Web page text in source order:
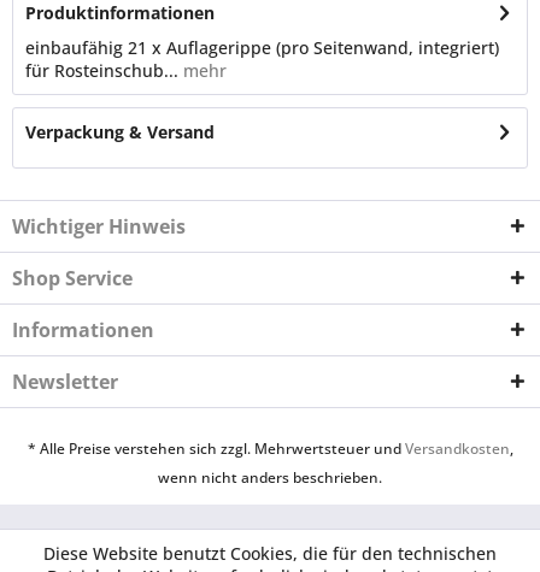
Produktinformationen
einbaufähig 21 x Auflagerippe (pro Seitenwand, integriert)
für Rosteinschub... mehr
Verpackung & Versand
Wichtiger Hinweis
Shop Service
Informationen
Newsletter
* Alle Preise verstehen sich zzgl. Mehrwertsteuer undVersandkosten,
wenn nicht anders beschrieben.
Diese Website benutzt Cookies, die für den technischen